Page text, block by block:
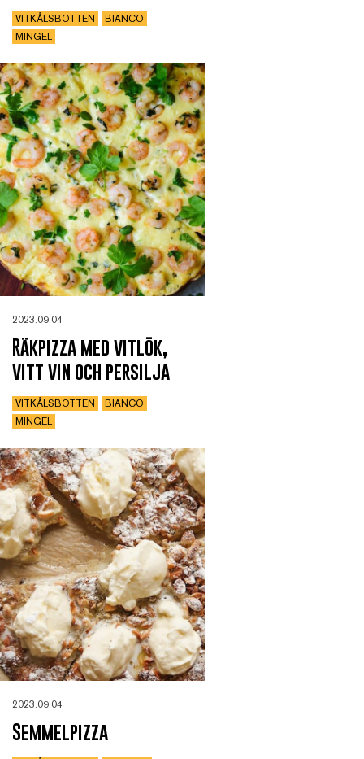
VITKÅLSBOTTEN
BIANCO
MINGEL
2023.09.04
Räkpizza med vitlök,
vitt vin och persilja
VITKÅLSBOTTEN
BIANCO
MINGEL
2023.09.04
Semmelpizza